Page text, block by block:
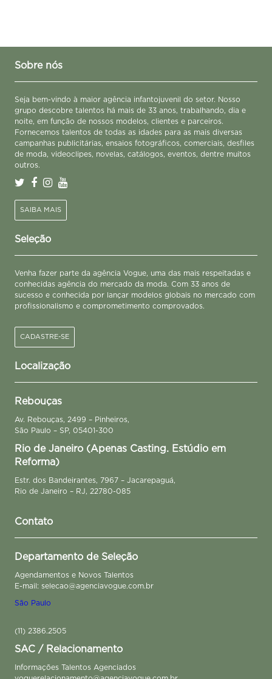
Sobre nós
Seja bem-vindo à maior agência infantojuvenil do setor. Nosso
grupo descobre talentos há mais de 33 anos, trabalhando, dia e
noite, em função de nossos modelos, clientes e parceiros.
Fornecemos talentos de todas as idades para as mais diversas
campanhas publicitárias, ensaios fotográficos, comerciais, desfiles
de moda, videoclipes, novelas, catálogos, eventos, dentre muitos
outros.
SAIBA MAIS
Seleção
Venha fazer parte da agência Vogue, uma das mais respeitadas e
conhecidas agência do mercado da moda. Com 33 anos de
sucesso e conhecida por lançar modelos globais no mercado com
profissionalismo e comprometimento comprovados.
CADASTRE-SE
Localização
Rebouças
Av. Rebouças, 2499 – Pinheiros,
São Paulo – SP, 05401-300
Rio de Janeiro (Apenas Casting. Estúdio em
Reforma)
Estr. dos Bandeirantes, 7967 – Jacarepaguá,
Rio de Janeiro – RJ, 22780-085
Contato
Departamento de Seleção
Agendamentos e Novos Talentos
E-mail: selecao@agenciavogue.com.br
São Paulo
(11) 2386.2505
SAC / Relacionamento
Informações Talentos Agenciados